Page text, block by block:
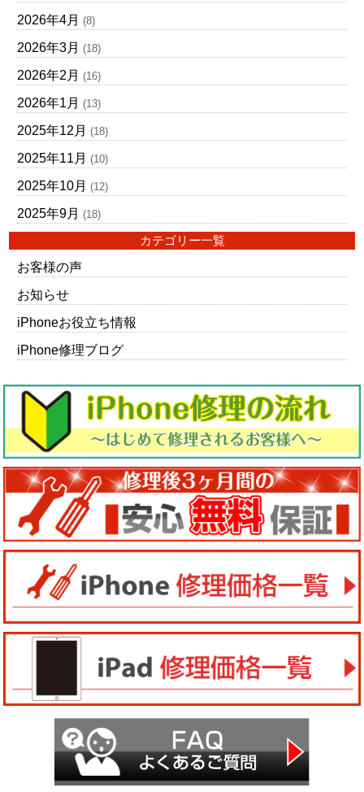
2026年4月 (8)
2026年3月 (18)
2026年2月 (16)
2026年1月 (13)
2025年12月 (18)
2025年11月 (10)
2025年10月 (12)
2025年9月 (18)
カテゴリー一覧
お客様の声
お知らせ
iPhoneお役立ち情報
iPhone修理ブログ